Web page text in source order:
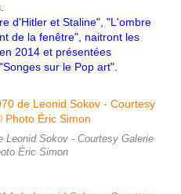
d'Hitler et Staline", "L'ombre
de la fenêtre", naitront les
2014 et présentées
sur le Pop art".
Leonid Sokov - Courtesy Galerie
Éric Simon